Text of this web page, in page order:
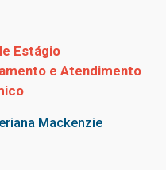
Estágio
e Atendimento
Mackenzie